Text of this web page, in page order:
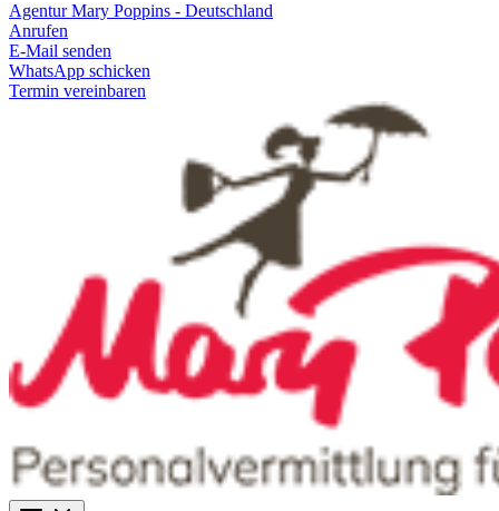
Agentur Mary Poppins - Deutschland
Anrufen
E-Mail senden
WhatsApp schicken
Termin vereinbaren